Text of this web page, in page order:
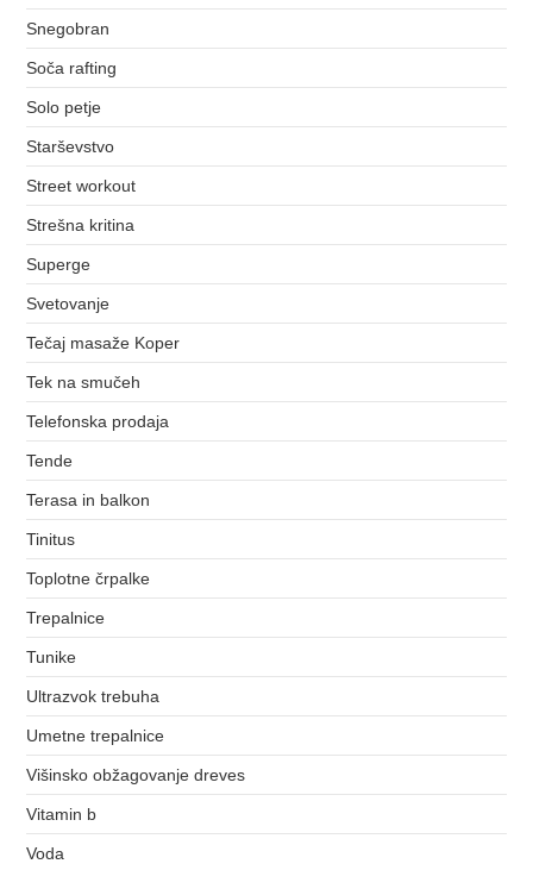
Snegobran
Soča rafting
Solo petje
Starševstvo
Street workout
Strešna kritina
Superge
Svetovanje
Tečaj masaže Koper
Tek na smučeh
Telefonska prodaja
Tende
Terasa in balkon
Tinitus
Toplotne črpalke
Trepalnice
Tunike
Ultrazvok trebuha
Umetne trepalnice
Višinsko obžagovanje dreves
Vitamin b
Voda